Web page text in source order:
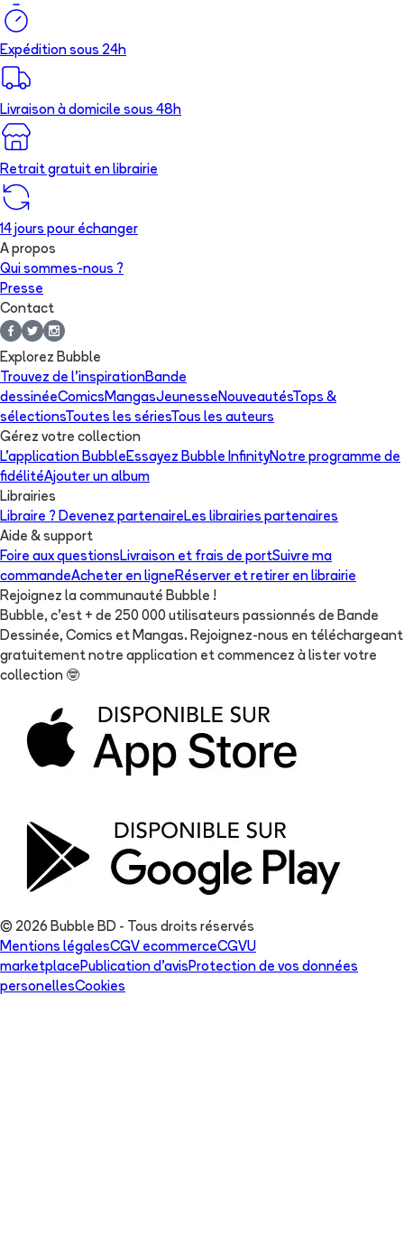
Expédition sous 24h
Livraison à domicile sous 48h
Retrait gratuit en librairie
14 jours pour échanger
A propos
Qui sommes-nous ?
Presse
Contact
Explorez Bubble
Trouvez de l'inspirationBande
dessinéeComicsMangasJeunesseNouveautésTops &
sélectionsToutes les sériesTous les auteurs
Gérez votre collection
L'application BubbleEssayez Bubble InfinityNotre programme de
fidélitéAjouter un album
Librairies
Libraire ? Devenez partenaireLes librairies partenaires
Aide & support
Foire aux questionsLivraison et frais de portSuivre ma
commandeAcheter en ligneRéserver et retirer en librairie
Rejoignez la communauté Bubble !
Bubble, c'est + de 250 000 utilisateurs passionnés de Bande
Dessinée, Comics et Mangas. Rejoignez-nous en téléchargeant
gratuitement notre application et commencez à lister votre
collection 🤓
© 2026 Bubble BD - Tous droits réservés
Mentions légalesCGV ecommerceCGVU
marketplacePublication d'avisProtection de vos données
personellesCookies